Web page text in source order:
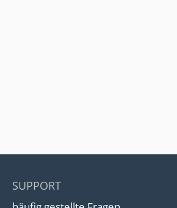
SUPPORT